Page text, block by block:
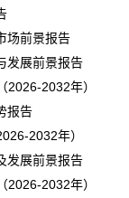
场前景报告
发展前景报告
2026-2032年）
报告
2032年）
发展前景报告
2032年）